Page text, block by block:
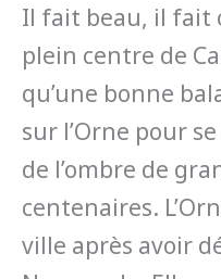
Il fait beau, il fait
plein centre de
qu’une bonne
sur l’Orne pour
de l’ombre de
centenaires.
ville après avoir